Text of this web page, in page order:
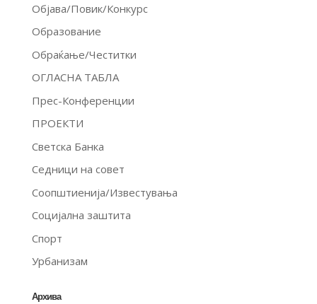
Објава/Повик/Конкурс
Образование
Обраќање/Честитки
ОГЛАСНА ТАБЛА
Прес-Конференции
ПРОЕКТИ
Светска Банка
Седници на совет
Соопштиенија/Известувања
Социјална заштита
Спорт
Урбанизам
Архива